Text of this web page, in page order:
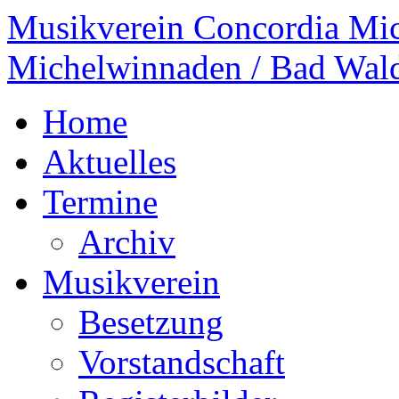
Musikverein Concordia
Michelwinnaden / Bad
Home
Aktuelles
Termine
Archiv
Musikverein
Besetzung
Vorstandschaft